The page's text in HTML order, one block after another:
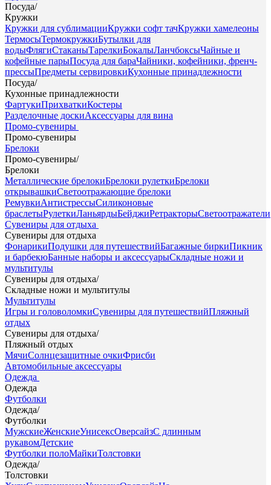
Посуда/
Кружки
Кружки для сублимацииКружки софт тачКружки хамелеоны
ТермосыТермокружкиБутылки для
водыФлягиСтаканыТарелкиБокалыЛанчбоксыЧайные и
кофейные парыПосуда для бараЧайники, кофейники, френч-
прессыПредметы сервировкиКухонные принадлежности
Посуда/
Кухонные принадлежности
ФартукиПрихваткиКостеры
Разделочные доскиАксессуары для вина
Промо-сувениры
Промо-сувениры
Брелоки
Промо-сувениры/
Брелоки
Металлические брелокиБрелоки рулеткиБрелоки
открывашкиСветоотражающие брелоки
РемувкиАнтистрессыСиликоновые
браслетыРулеткиЛаньярдыБейджиРетракторыСветоотражатели
Сувениры для отдыха
Сувениры для отдыха
ФонарикиПодушки для путешествийБагажные биркиПикник
и барбекюБанные наборы и аксессуарыСкладные ножи и
мультитулы
Сувениры для отдыха/
Складные ножи и мультитулы
Мультитулы
Игры и головоломкиСувениры для путешествийПляжный
отдых
Сувениры для отдыха/
Пляжный отдых
МячиСолнцезащитные очкиФрисби
Автомобильные аксессуары
Одежда
Одежда
Футболки
Одежда/
Футболки
МужскиеЖенскиеУнисексОверсайзС длинным
рукавомДетские
Футболки полоМайкиТолстовки
Одежда/
Толстовки